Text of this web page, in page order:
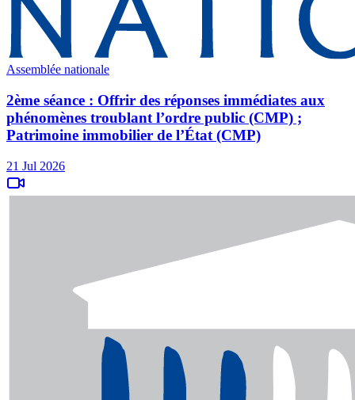
Assemblée nationale
2ème séance : Offrir des réponses immédiates aux
phénomènes troublant l’ordre public (CMP) ;
Patrimoine immobilier de l’État (CMP)
21 Jul 2026